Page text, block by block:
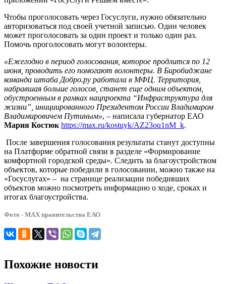
Чтобы проголосовать через Госуслуги, нужно обязательно
авторизоваться под своей учетной записью. Один человек
может проголосовать за один проект и только один раз.
Помочь проголосовать могут волонтеры.
«Ежегодно в период голосования, которое продлится по 12
июня, проводить его помогают волонтеры. В Биробиджане
команда штаба Добро.ру работала в МФЦ. Территория,
набравшая больше голосов, станет еще одним объектом,
обустроенным в рамках нацпроекта “Инфраструктура для
жизни”, инициированного Президентом России Владимиром
Владимировичем Путиным», – написала губернатор ЕАО
Мария Костюк https://max.ru/kostuyk/AZ23ou1nM_k.
После завершения голосования результаты станут доступны
на Платформе обратной связи в разделе «Формирование
комфортной городской среды». Следить за благоустройством
объектов, которые победили в голосовании, можно также на
«Госуслугах» – на странице реализации победивших
объектов можно посмотреть информацию о ходе, сроках и
итогах благоустройства.
Фото - МАХ правительства ЕАО
Похожие новости